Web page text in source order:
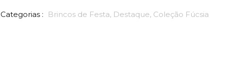
Categorias : Brincos de Festa, Destaque, Coleção Fúcsia